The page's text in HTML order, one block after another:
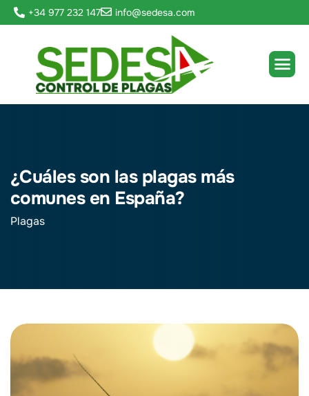
+34 977 232 147 info@sedesa.com
¿Cuáles son las plagas más
comunes en España?
Plagas